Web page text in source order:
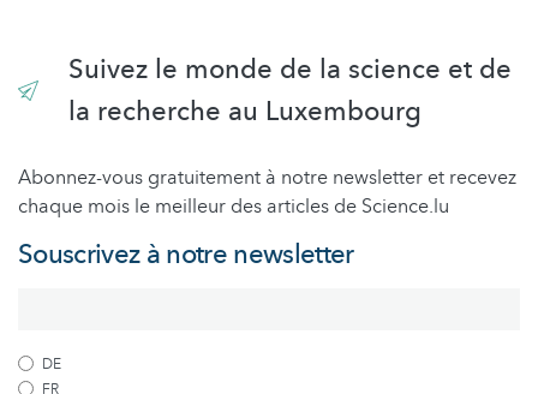
Suivez le monde de la science et de
la recherche au Luxembourg
Abonnez-vous gratuitement à notre newsletter et recevez
chaque mois le meilleur des articles de Science.lu
Souscrivez à notre newsletter
DE
FR